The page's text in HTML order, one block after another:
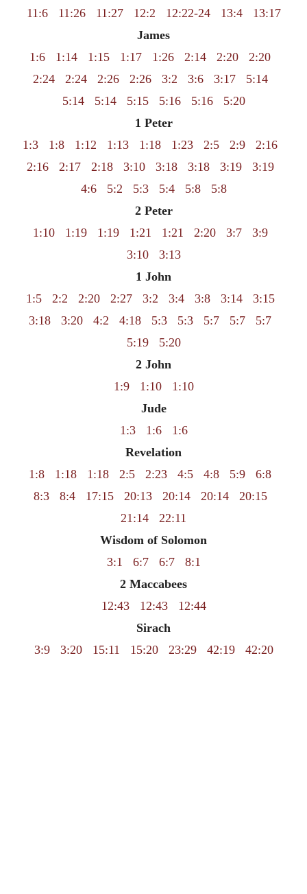
11:6
11:26 11:27 12:2 12:22-24 13:4
13:17
James
1:6
1:14 1:15 1:17 1:26 2:14 2:20
2:20
2:24
2:24 2:26 2:26 3:2 3:6 3:17
5:14
5:14
5:14 5:15 5:16 5:16
5:20
1 Peter
1:3
1:8 1:12 1:13 1:18 1:23 2:5 2:9
2:16
2:16
2:17 2:18 3:10 3:18 3:18 3:19
3:19
4:6
5:2 5:3 5:4 5:8
5:8
2 Peter
1:10
1:19 1:19 1:21 1:21 2:20 3:7
3:9
3:10
3:13
1 John
1:5
2:2 2:20 2:27 3:2 3:4 3:8 3:14
3:15
3:18
3:20 4:2 4:18 5:3 5:3 5:7 5:7
5:7
5:19
5:20
2 John
1:9
1:10
1:10
Jude
1:3
1:6
1:6
Revelation
1:8
1:18 1:18 2:5 2:23 4:5 4:8 5:9
6:8
8:3
8:4 17:15 20:13 20:14 20:14
20:15
21:14
22:11
Wisdom of Solomon
3:1
6:7 6:7
8:1
2 Maccabees
12:43
12:43
12:44
Sirach
3:9
3:20 15:11 15:20 23:29 42:19 42:20